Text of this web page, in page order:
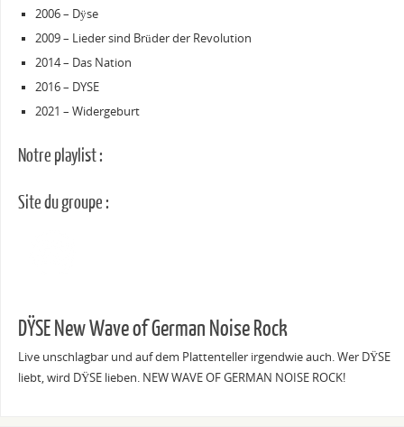
2006 – Dÿse
2009 – Lieder sind Brüder der Revolution
2014 – Das Nation
2016 – DYSE
2021 – Widergeburt
Notre playlist :
Site du groupe :
DŸSE New Wave of German Noise Rock
Live unschlagbar und auf dem Plattenteller irgendwie auch. Wer DŸSE
liebt, wird DŸSE lieben. NEW WAVE OF GERMAN NOISE ROCK!